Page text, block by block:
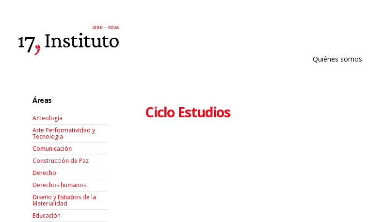
Quiénes somos
Ciclo Estudios
Áreas
A/Teología
Arte Performatividad y
Tecnología
Comunicación
Construcción de Paz
Derecho
Derechos humanos
Diseño y Estudios de la
Materialidad
Educación